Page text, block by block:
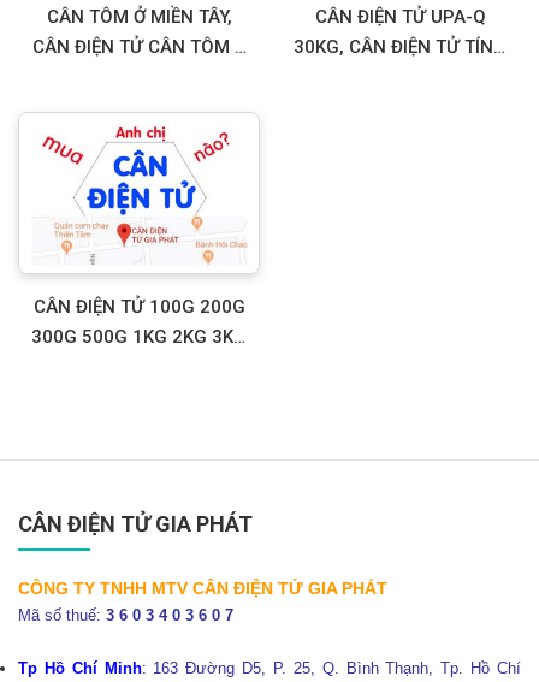
CÂN TÔM Ở MIỀN TÂY,
CÂN ĐIỆN TỬ CÂN TÔM Ở
30KG CHỐNG NƯỚC MÀN
HÌNH XANH
CÂN ĐIỆN TỬ UPA-Q
30KG, CÂN ĐIỆN TỬ TÍNH
CÂN ĐIỆN TỬ 100G 200G
300G 500G 1KG 2KG 3KG
CÂN ĐIỆN TỬ GIA PHÁT
CÔNG TY TNHH MTV CÂN ĐIỆN TỬ GIA PHÁT
Mã số thuế: 3 6 0 3 4 0 3 6 0 7
Tp Hồ Chí Minh: 163 Đường D5, P. 25, Q. Bình Thạnh, Tp. Hồ Chí